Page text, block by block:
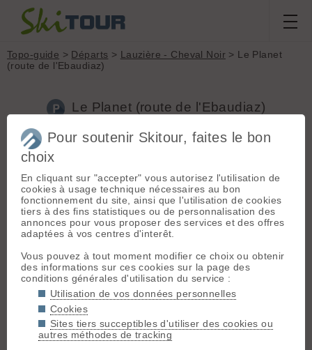
Topo-guide > Départs > Lauzière - Cheval Noir > Le Planet
(route de l'Ebaudiaz)
Le Planet (route de l'Ebaudiaz)
de l'Ebaudiaz.
Attention : la route n'est pas déneigée ; en saison, le dénivelé
risque d'être fortement rallongé (toujours deneigé)
Limitez votre impact : Privilégiez les départs proches, les
Topos associés - Le Planet (route de l'Ebaudiaz)
Couloir NW de la dent du corbeau(D+ 1000m / Ski 4.2)
De la Thuile à la Grande Lanche par la Dent du Corbeau
1420m / Ski 3.3)
Dent du Corbeau, Versant Nord-ouest
Pour soutenir Skitour, faites le bon
choix
En cliquant sur "accepter" vous autorisez l'utilisation de
cookies à usage technique nécessaires au bon
fonctionnement du site, ainsi que l'utilisation de cookies
tiers à des fins statistiques ou de personnalisation des
annonces pour vous proposer des services et des offres
adaptées à vos centres d'interêt.
Vous pouvez à tout moment modifier ce choix ou obtenir
des informations sur ces cookies sur la page des
conditions générales d'utilisation du service :
Utilisation de vos données personnelles
Cookies
Sites tiers succeptibles d'utiliser des cookies ou
autres méthodes de tracking